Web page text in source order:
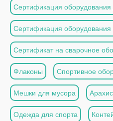
Сертификация
Сертификация оборудования
Сертификат на сварочное
Флаконы Спортивное
Мешки для мусора
Одежда для спорта